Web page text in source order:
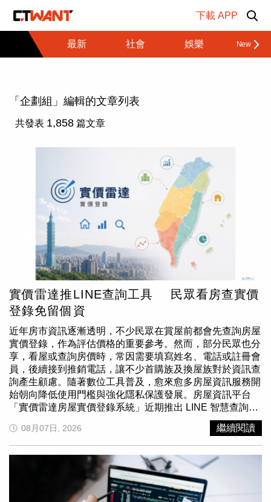
下載 APP
最新 社會 娛樂 財經
「企劃組」編輯的文章列表
共發表 1,858 篇文章
實價雷達推LINE查詢工具 民眾看房查實價
登錄免留個資
近年房市資訊逐漸透明，不少民眾在賞屋前都會先查詢房屋
實價登錄，作為評估價格的重要參考。然而，部分民眾也分
享，看屋或查詢房價時，常因需要填寫姓名、電話或註冊會
員，後續接到推銷電話，讓不少首購族及換屋族對於資訊查
詢產生顧慮。隨著數位工具普及，愈來愈多房屋資訊服務開
始朝向降低使用門檻與強化隱私保護發展。房屋資訊平台
「實價雷達房屋實價登錄系統」近期推出 LINE 智慧查詢服
務，使用者加入官方 LINE 後，無須另外下載 App，也不需
註冊會員或填寫手機號碼，即可透過定位或輸入地址查詢周
邊房屋實價登錄資訊，希望讓民眾在看屋過程中，能以較低
負擔的方式取得公開資訊。根據平台說明，民眾外出看屋
時，只要透過 LINE 官方帳號傳送目前位置或輸入地址，系
統便會依據政府公開的實價登錄資料，提供附近成交資訊與
行情參考，協助使用者快速了解周邊價格概況。平台表示，
08月07日, 2026 繼續閱讀